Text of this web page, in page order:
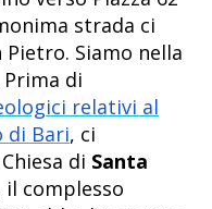
strada ci
Pietro. Siamo nella
di
relativi al
di Bari, ci
di Santa
il complesso